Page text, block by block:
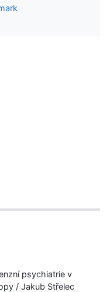
psychiatrie v
/ Jakub Střelec